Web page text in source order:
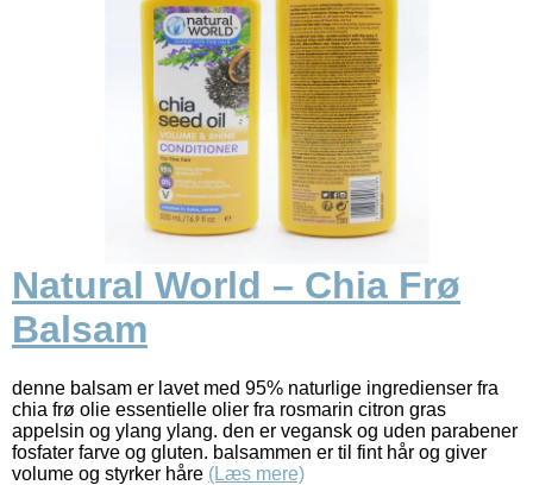
Natural World – Chia Frø
Balsam
denne balsam er lavet med 95% naturlige ingredienser fra
chia frø olie essentielle olier fra rosmarin citron gras
appelsin og ylang ylang. den er vegansk og uden parabener
fosfater farve og gluten. balsammen er til fint hår og giver
volume og styrker håre (Læs mere)